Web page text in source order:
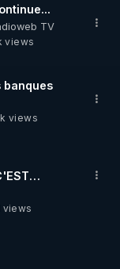
TV
views
banques
k views
views